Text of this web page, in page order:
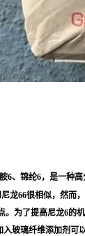
6、锦纶6，是一种
龙66很相似，然而
。为了提高尼龙6的
玻璃纤维添加剂可